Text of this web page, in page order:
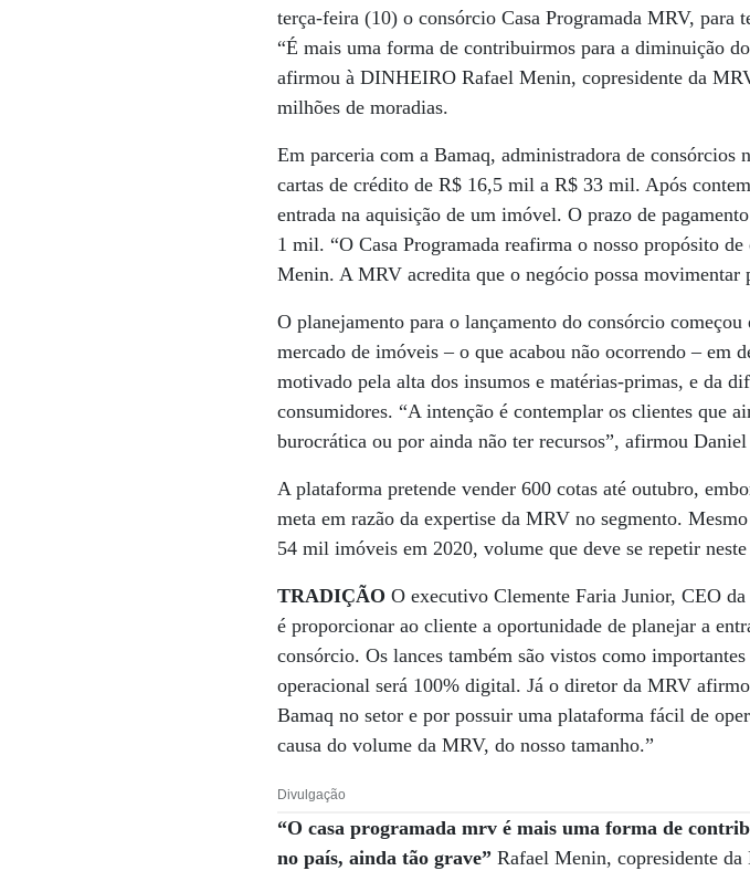
terça-feira (10) o consórcio Casa Programada MRV, para
“É mais uma forma de contribuirmos para a diminuição
afirmou à DINHEIRO Rafael Menin, copresidente da
milhões de moradias.
Em parceria com a Bamaq, administradora de
cartas de crédito de R$ 16,5 mil a R$ 33 mil. Após
entrada na aquisição de um imóvel. O prazo de
1 mil. “O Casa Programada reafirma o nosso propósito
Menin. A MRV acredita que o negócio possa movimentar
O planejamento para o lançamento do consórcio
mercado de imóveis – o que acabou não ocorrendo – em
motivado pela alta dos insumos e matérias-primas, e da
consumidores. “A intenção é contemplar os clientes que
burocrática ou por ainda não ter recursos”, afirmou
A plataforma pretende vender 600 cotas até outubro,
meta em razão da expertise da MRV no segmento.
54 mil imóveis em 2020, volume que deve se repetir
TRADIÇÃO O executivo Clemente Faria Junior, CEO
é proporcionar ao cliente a oportunidade de planejar a
consórcio. Os lances também são vistos como
operacional será 100% digital. Já o diretor da MRV
Bamaq no setor e por possuir uma plataforma fácil de
causa do volume da MRV, do nosso tamanho.”
Divulgação
“O casa programada mrv é mais uma forma de
no país, ainda tão grave” Rafael Menin, copresidente da